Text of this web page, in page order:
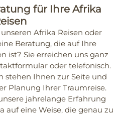
für Ihre Afrika
Afrika Reisen oder
Beratung, die auf Ihre
ist? Sie erreichen uns ganz
oder telefonisch.
stehen Ihnen zur Seite und
Planung Ihrer Traumreise.
jahrelange Erfahrung
auf eine Weise, die genau zu